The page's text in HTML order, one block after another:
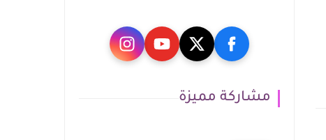
مشاركة مميزة